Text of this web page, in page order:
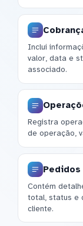
Inclui
valor, data e
associado.
Registra
de operação,
Pedidos
Contém
total, status e
cliente.